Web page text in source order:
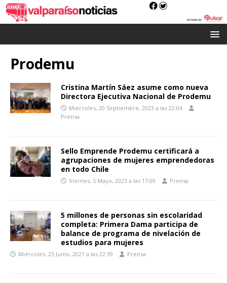
Prodemu
Cristina Martín Sáez asume como nueva
Directora Ejecutiva Nacional de Prodemu
Miércoles, 20 Septiembre, 2023 a las 22:04
Prensa
Sello Emprende Prodemu certificará a
agrupaciones de mujeres emprendedoras
en todo Chile
Viernes, 5 Mayo, 2023 a las 17:09 Prensa
5 millones de personas sin escolaridad
completa: Primera Dama participa de
balance de programa de nivelación de
estudios para mujeres
Miércoles, 23 Junio, 2021 a las 22:39 Prensa